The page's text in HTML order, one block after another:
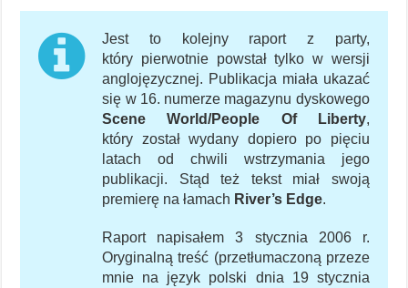
Jest to kolejny raport z party,
który pierwotnie powstał tylko w wersji
anglojęzycznej. Publikacja miała ukazać
się w 16. numerze magazynu dyskowego
Scene World/People Of Liberty,
który został wydany dopiero po pięciu
latach od chwili wstrzymania jego
publikacji. Stąd też tekst miał swoją
premierę na łamach River’s Edge.
Raport napisałem 3 stycznia 2006 r.
Oryginalną treść (przetłumaczoną przeze
mnie na język polski dnia 19 stycznia